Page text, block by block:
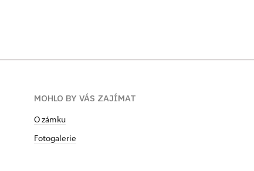
MOHLO BY VÁS ZAJÍMAT
O zámku
Fotogalerie